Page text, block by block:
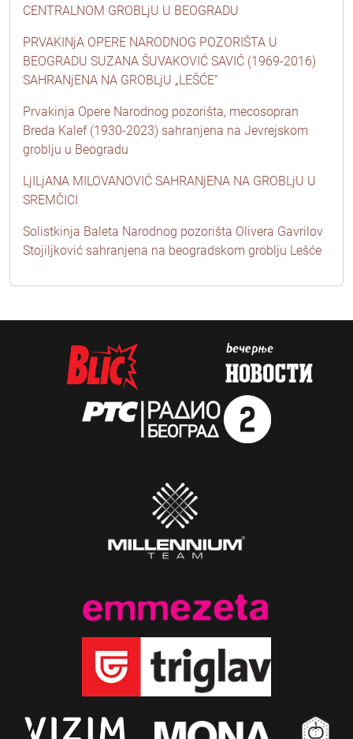
CENTRALNOM GROBLjU U BEOGRADU
PRVAKINjA OPERE NARODNOG POZORIŠTA U
BEOGRADU SUZANA ŠUVAKOVIĆ SAVIĆ (1969-2016)
SAHRANjENA NA GROBLjU „LEŠĆE“
Prvakinja Opere Narodnog pozorišta, mecosopran
Breda Kalef (1930-2023) sahranjena na Jevrejskom
groblju u Beogradu
LjILjANA MILOVANOVIĆ SAHRANjENA NA GROBLjU U
SREMČICI
Solistkinja Baleta Narodnog pozorišta Olivera Gavrilov
Stojiljković sahranjena na beogradskom groblju Lešće